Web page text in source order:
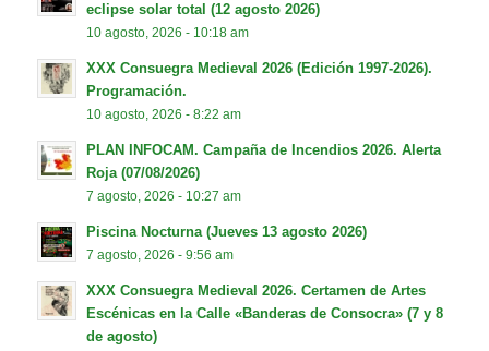
eclipse solar total (12 agosto 2026)
10 agosto, 2026 - 10:18 am
XXX Consuegra Medieval 2026 (Edición 1997-2026).
Programación.
10 agosto, 2026 - 8:22 am
PLAN INFOCAM. Campaña de Incendios 2026. Alerta
Roja (07/08/2026)
7 agosto, 2026 - 10:27 am
Piscina Nocturna (Jueves 13 agosto 2026)
7 agosto, 2026 - 9:56 am
XXX Consuegra Medieval 2026. Certamen de Artes
Escénicas en la Calle «Banderas de Consocra» (7 y 8
de agosto)